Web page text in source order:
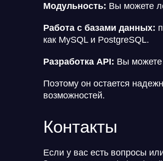
Модульность: Вы можете
Работа с базами данных:
как MySQL и PostgreSQL.
Разработка API: Вы можете
Поэтому он остается
возможностей.
Контакты
Если у вас есть вопросы